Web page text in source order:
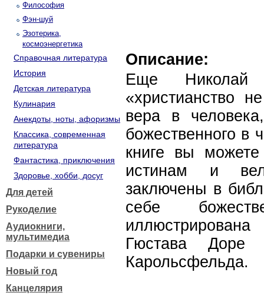
Философия
Фэн-шуй
Эзотерика,
космоэнергетика
Справочная литература
История
Детская литература
Кулинария
Анекдоты, ноты, афоризмы
Классика, современная
литература
Фантастика, приключения
Здоровье, хобби, досуг
Для детей
Рукоделие
Аудиокниги,
мультимедиа
Подарки и сувениры
Новый год
Канцелярия
Описание:
Еще Николай
«христианство
вера в
божественного в
книге вы
истинам и
заключены в
себе
Гюстава
Карольсфельда.